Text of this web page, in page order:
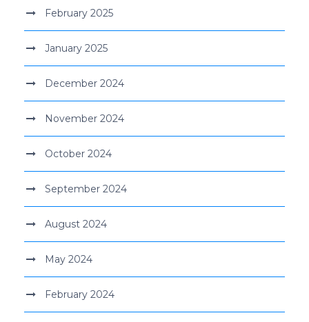
February 2025
January 2025
December 2024
November 2024
October 2024
September 2024
August 2024
May 2024
February 2024